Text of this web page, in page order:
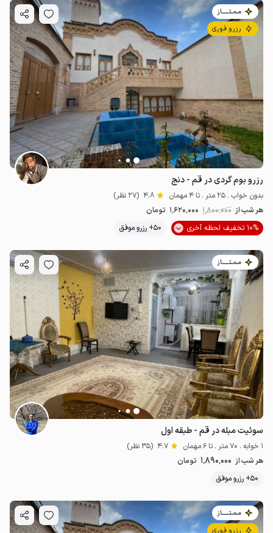
مـمـتــــــاز
رزرو فوری
رزرو بوم گردی در قم - دنج
بدون خواب . 25 متر . تا 4 مهمان 4.8 (27 نظر)
هر شب از 1٬800٬000 1٬620٬000 تومان
10% تخفیف لحظه آخری
50+ رزرو موفق
مـمـتــــــاز
سوئیت مبله در قم - طبقه اول
1 خوابه . 70 متر . تا 6 مهمان 4.7 (35 نظر)
هر شب از 1٬890٬000 تومان
50+ رزرو موفق
مـمـتــــــاز
رزرو فوری